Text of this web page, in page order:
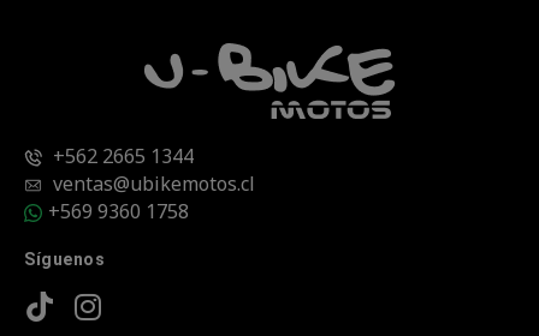
+562 2665 1344
ventas@ubikemotos.cl
+569 9360 1758
Síguenos